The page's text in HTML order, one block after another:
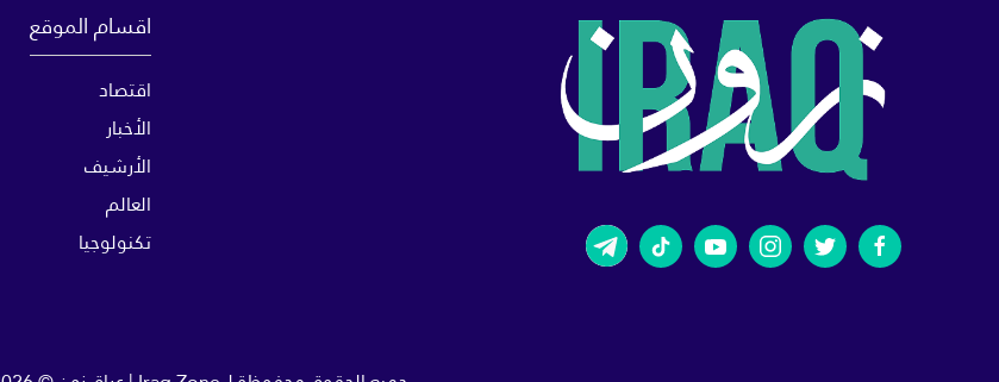
اقسام الموقع
اقتصاد
الأخبار
الأرشيف
العالم
تكنولوجيا